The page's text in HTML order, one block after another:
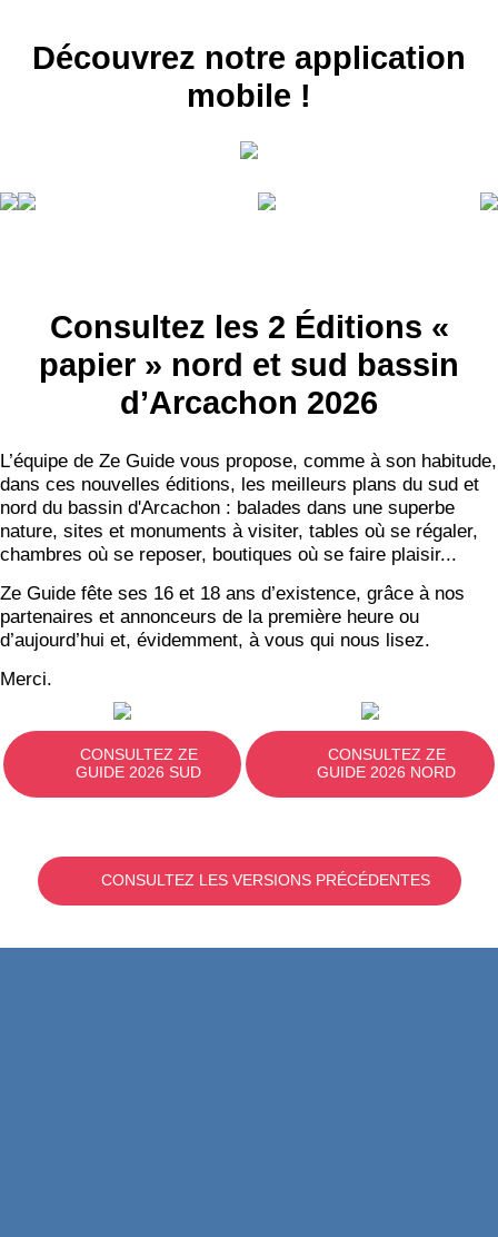
Découvrez notre application
mobile !
Consultez les 2 Éditions «
papier » nord et sud bassin
d’Arcachon 2026
L’équipe de Ze Guide vous propose, comme à son habitude,
dans ces nouvelles éditions, les meilleurs plans du sud et
nord du bassin d'Arcachon : balades dans une superbe
nature, sites et monuments à visiter, tables où se régaler,
chambres où se reposer, boutiques où se faire plaisir...
Ze Guide fête ses 16 et 18 ans d’existence, grâce à nos
partenaires et annonceurs de la première heure ou
d’aujourd’hui et, évidemment, à vous qui nous lisez.
Merci.
CONSULTEZ ZE
GUIDE 2026 SUD
CONSULTEZ ZE
GUIDE 2026 NORD
CONSULTEZ LES VERSIONS PRÉCÉDENTES